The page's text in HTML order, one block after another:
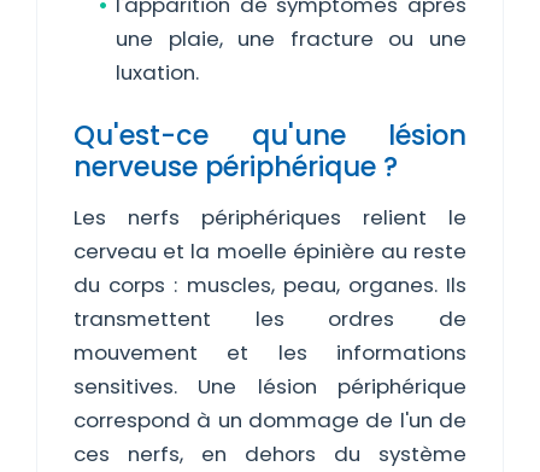
une plaie, une fracture ou une
luxation.
Qu'est-ce qu'une lésion
nerveuse périphérique ?
Les nerfs périphériques relient le
cerveau et la moelle épinière au reste
du corps : muscles, peau, organes. Ils
transmettent les ordres de
mouvement et les informations
sensitives. Une lésion périphérique
correspond à un dommage de l'un de
ces nerfs, en dehors du système